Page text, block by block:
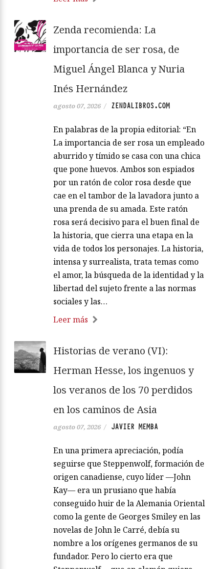
Zenda recomienda: La
importancia de ser rosa, de
Miguel Ángel Blanca y Nuria
Inés Hernández
agosto 07, 2026 / ZENDALIBROS.COM
En palabras de la propia editorial: “En
La importancia de ser rosa un empleado
aburrido y tímido se casa con una chica
que pone huevos. Ambos son espiados
por un ratón de color rosa desde que
cae en el tambor de la lavadora junto a
una prenda de su amada. Este ratón
rosa será decisivo para el buen final de
la historia, que cierra una etapa en la
vida de todos los personajes. La historia,
intensa y surrealista, trata temas como
el amor, la búsqueda de la identidad y la
libertad del sujeto frente a las normas
sociales y las…
Leer más
Historias de verano (VI):
Herman Hesse, los ingenuos y
los veranos de los 70 perdidos
en los caminos de Asia
agosto 07, 2026 / JAVIER MEMBA
En una primera apreciación, podía
seguirse que Steppenwolf, formación de
origen canadiense, cuyo líder —John
Kay— era un prusiano que había
conseguido huir de la Alemania Oriental
como la gente de Georges Smiley en las
novelas de John le Carré, debía su
nombre a los orígenes germanos de su
fundador. Pero lo cierto era que